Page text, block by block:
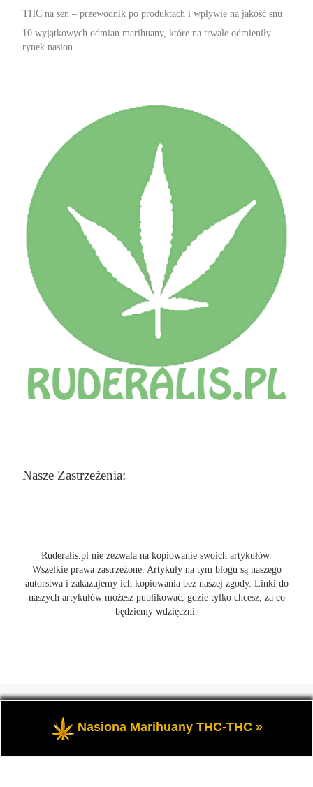
THC na sen – przewodnik po produktach i wpływie na jakość snu
10 wyjątkowych odmian marihuany, które na trwałe odmieniły
rynek nasion
Nasze Zastrzeżenia:
Ruderalis.pl nie zezwala na kopiowanie swoich artykułów.
Wszelkie prawa zastrzeżone. Artykuły na tym blogu są naszego
autorstwa i zakazujemy ich kopiowania bez naszej zgody. Linki do
naszych artykułów możesz publikować, gdzie tylko chcesz, za co
będziemy wdzięczni.
marihuanie THC i konopi CBD, wszystko na temat uprawy
cannabis i nie tylko.
Nasiona Marihuany THC-THC »